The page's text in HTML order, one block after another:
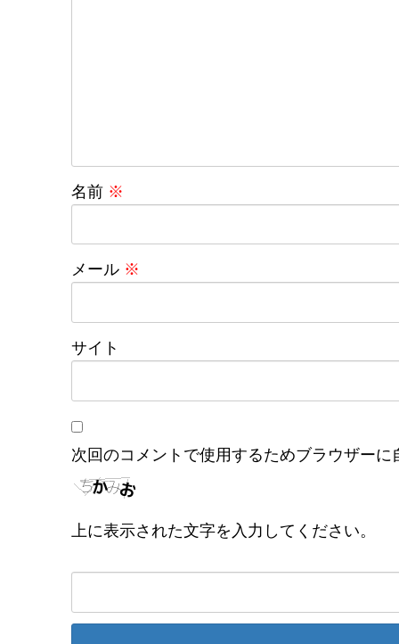
名前 ※
メール ※
サイト
次回のコメントで使用するためブラウザー
上に表示された文字を入力してください。